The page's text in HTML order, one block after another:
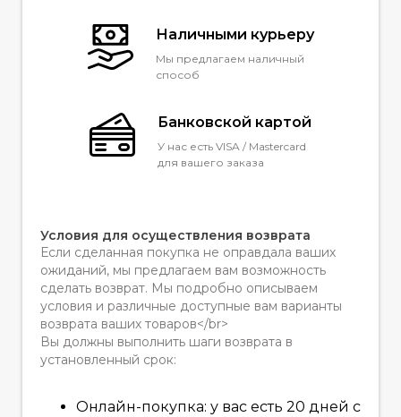
Наличными курьеру
Мы предлагаем наличный
способ
Банковской картой
У нас есть VISA / Mastercard
для вашего заказа
Условия для осуществления возврата
Если сделанная покупка не оправдала ваших
ожиданий, мы предлагаем вам возможность
сделать возврат. Мы подробно описываем
условия и различные доступные вам варианты
возврата ваших товаров</br>
Вы должны выполнить шаги возврата в
установленный срок:
Онлайн-покупка: у вас есть 20 дней с